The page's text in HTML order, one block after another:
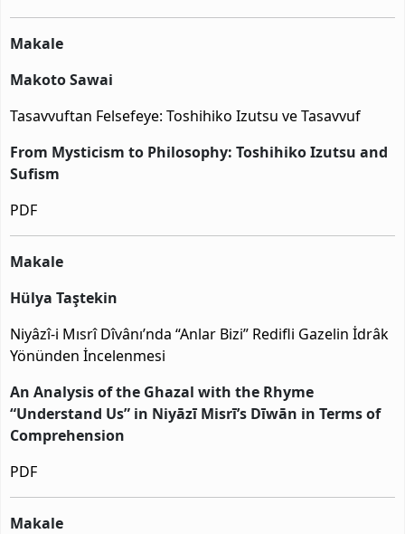
Makale
Makoto Sawai
Tasavvuftan Felsefeye: Toshihiko Izutsu ve Tasavvuf
From Mysticism to Philosophy: Toshihiko Izutsu and
Sufism
PDF
Makale
Hülya Taştekin
Niyâzî-i Mısrî Dîvânı’nda “Anlar Bizi” Redifli Gazelin İdrâk
Yönünden İncelenmesi
An Analysis of the Ghazal with the Rhyme
“Understand Us” in Niyāzī Misrī’s Dīwān in Terms of
Comprehension
PDF
Makale